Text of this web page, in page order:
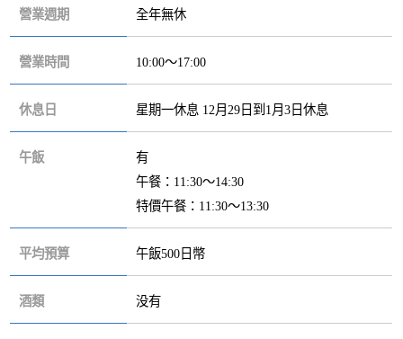
營業週期 全年無休
營業時間 10:00～17:00
休息日 星期一休息 12月29日到1月3日休息
午飯
有
午餐：11:30～14:30
特價午餐：11:30～13:30
平均預算 午飯500日幣
酒類 没有